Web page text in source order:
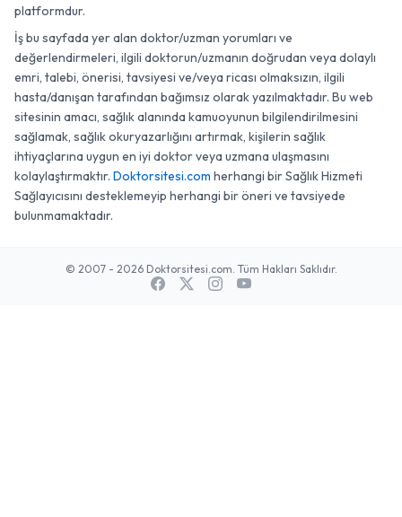
platformdur.
İş bu sayfada yer alan doktor/uzman yorumları ve
değerlendirmeleri, ilgili doktorun/uzmanın doğrudan veya dolaylı
emri, talebi, önerisi, tavsiyesi ve/veya ricası olmaksızın, ilgili
hasta/danışan tarafından bağımsız olarak yazılmaktadır. Bu web
sitesinin amacı, sağlık alanında kamuoyunun bilgilendirilmesini
sağlamak, sağlık okuryazarlığını artırmak, kişilerin sağlık
ihtiyaçlarına uygun en iyi doktor veya uzmana ulaşmasını
kolaylaştırmaktır. Doktorsitesi.com herhangi bir Sağlık Hizmeti
Sağlayıcısını desteklemeyip herhangi bir öneri ve tavsiyede
bulunmamaktadır.
© 2007 - 2026 Doktorsitesi.com. Tüm Hakları Saklıdır.